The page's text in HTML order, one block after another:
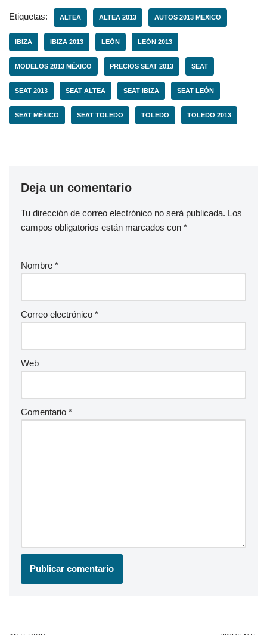
Etiquetas: ALTEA ALTEA 2013 AUTOS 2013 MEXICO
IBIZA IBIZA 2013 LEÓN LEÓN 2013
MODELOS 2013 MÉXICO PRECIOS SEAT 2013 SEAT
SEAT 2013 SEAT ALTEA SEAT IBIZA SEAT LEÓN
SEAT MÉXICO SEAT TOLEDO TOLEDO TOLEDO 2013
Deja un comentario
Tu dirección de correo electrónico no será publicada. Los
campos obligatorios están marcados con *
Nombre *
Correo electrónico *
Web
Comentario *